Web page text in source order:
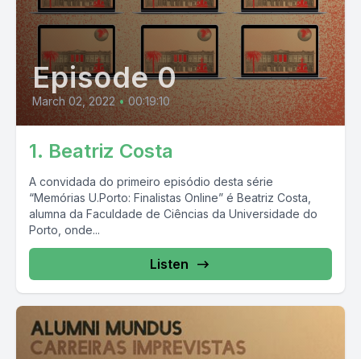
Episode 0
March 02, 2022 • 00:19:10
1. Beatriz Costa
A convidada do primeiro episódio desta série
“Memórias U.Porto: Finalistas Online” é Beatriz Costa,
alumna da Faculdade de Ciências da Universidade do
Porto, onde...
Listen